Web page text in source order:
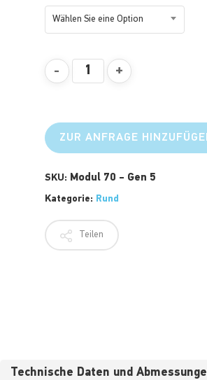
Wählen Sie eine Option
ZUR ANFRAGE
SKU: Modul 70 - Gen 5
Kategorie: Rund
Teilen
Technische Daten und